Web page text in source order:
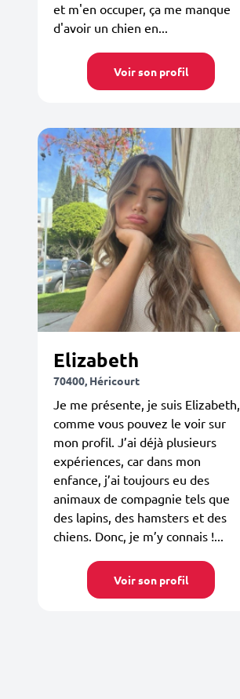
et m'en occuper, ça me manque
d'avoir un chien en...
Voir son profil
Elizabeth
70400, Héricourt
Je me présente, je suis Elizabeth,
comme vous pouvez le voir sur
mon profil. J’ai déjà plusieurs
expériences, car dans mon
enfance, j’ai toujours eu des
animaux de compagnie tels que
des lapins, des hamsters et des
chiens. Donc, je m’y connais !...
Voir son profil